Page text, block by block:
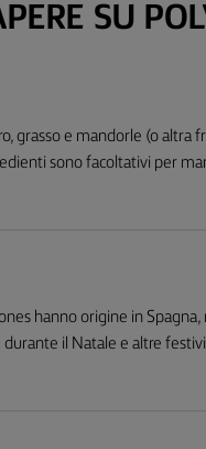
SU
grasso e mandorle (o altra
sono facoltativi per
hanno origine in Spagna,
durante il Natale e altre